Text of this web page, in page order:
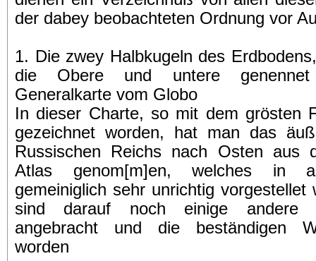
der dabey beobachteten Ordnung vor
1. Die zwey Halbkugeln des
die Obere und untere
Generalkarte vom Globo
In dieser Charte, so mit dem grösten
gezeichnet worden, hat man das
Russischen Reichs nach Osten aus
Atlas genom[m]en, welches in
gemeiniglich sehr unrichtig vorgestellet
sind darauf noch einige andere
angebracht und die beständigen
worden